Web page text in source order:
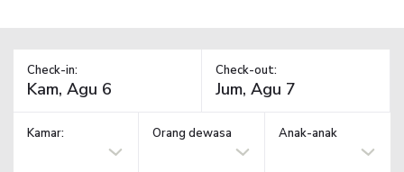
Check-in: Check-out:
Kamar: Orang dewasa Anak-anak